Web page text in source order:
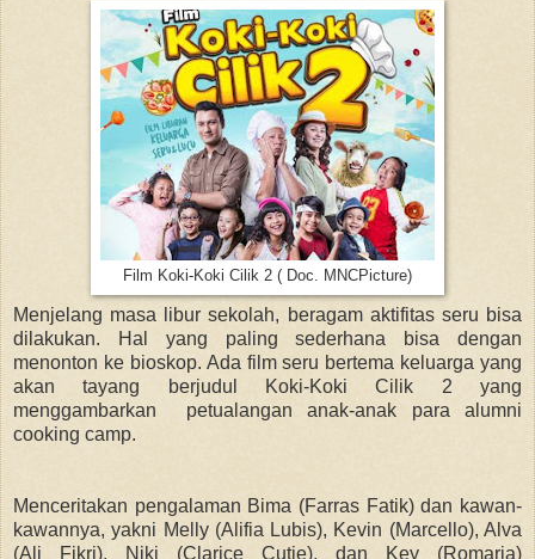
Film Koki-Koki Cilik 2 ( Doc. MNCPicture)
Menjelang masa libur sekolah, beragam aktifitas seru bisa
dilakukan. Hal yang paling sederhana bisa dengan
menonton ke bioskop. Ada film seru bertema keluarga yang
akan tayang berjudul Koki-Koki Cilik 2 yang
menggambarkan petualangan anak-anak para alumni
cooking camp.
Menceritakan pengalaman Bima (Farras Fatik) dan kawan-
kawannya, yakni Melly (Alifia Lubis), Kevin (Marcello), Alva
(Ali Fikri), Niki (Clarice Cutie), dan Key (Romaria)